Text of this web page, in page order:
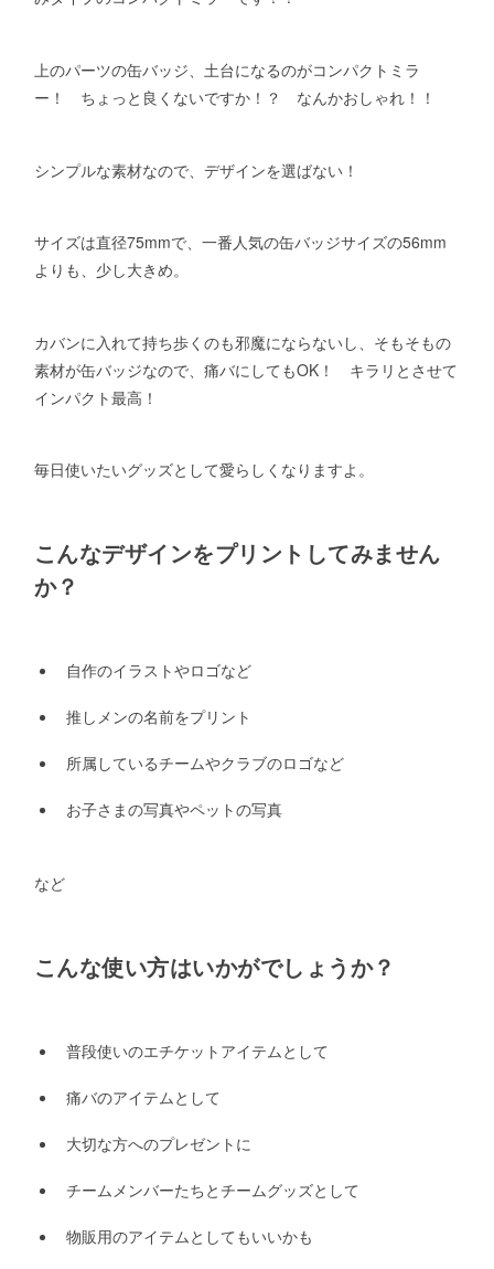
上のパーツの缶バッジ、土台になるのがコンパクトミラ
ー！ ちょっと良くないですか！？ なんかおしゃれ！！
シンプルな素材なので、デザインを選ばない！
サイズは直径75mmで、一番人気の缶バッジサイズの56mm
よりも、少し大きめ。
カバンに入れて持ち歩くのも邪魔にならないし、そもそもの
素材が缶バッジなので、痛バにしてもOK！ キラリとさせて
インパクト最高！
毎日使いたいグッズとして愛らしくなりますよ。
こんなデザインをプリントしてみません
か？
自作のイラストやロゴなど
推しメンの名前をプリント
所属しているチームやクラブのロゴなど
お子さまの写真やペットの写真
など
こんな使い方はいかがでしょうか？
普段使いのエチケットアイテムとして
痛バのアイテムとして
大切な方へのプレゼントに
チームメンバーたちとチームグッズとして
物販用のアイテムとしてもいいかも